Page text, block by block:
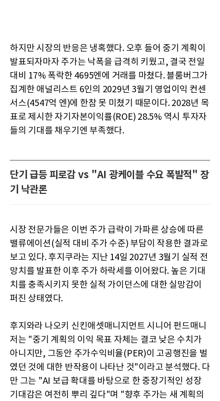
하지만 시장의 반응은 냉혹했다. 오후 들어 중기 계획이
발표되자마자 주가는 낙폭을 급격히 키웠고, 결국 전일
대비 17% 폭락한 4695엔에 거래를 마쳤다. 블룸버그가
집계한 애널리스트 6인의 2029년 3월기 영업이익 컨센
서스(4547억 엔)에 한참 못 미쳤기 때문이다. 2028년 목
표로 제시한 자기자본이익률(ROE) 28.5% 역시 투자자
들의 기대를 채우기엔 부족했다.
단기 급등 피로감 vs "AI 광케이블 수요 폭발적" 장
기 낙관론
시장 전문가들은 이번 주가 급락이 가파른 상승에 따른
밸류에이션(실적 대비 주가 수준) 부담이 작용한 결과로
보고 있다. 후지쿠라는 지난 14일 2027년 3월기 실적 전
망치를 발표한 이후 주가 하락세를 이어왔다. 높은 기대
치를 충족시키지 못한 실적 가이던스에 대한 실망감이
퍼진 상태였다.
후지와라 나오키 신킨애셋매니지먼트 시니어 펀드매니
저는 "중기 계획의 이익 목표 자체는 결코 낮은 수치가
아니지만, 그동안 주가수익비율(PER)이 고공행진을 벌
였던 것에 대한 반작용이 나타난 것"이라고 분석했다. 다
만 그는 "AI 보급 확대를 바탕으로 한 중장기적인 성장
기대감은 여전히 뿌리 깊다"며 "향후 주가는 새 계획의